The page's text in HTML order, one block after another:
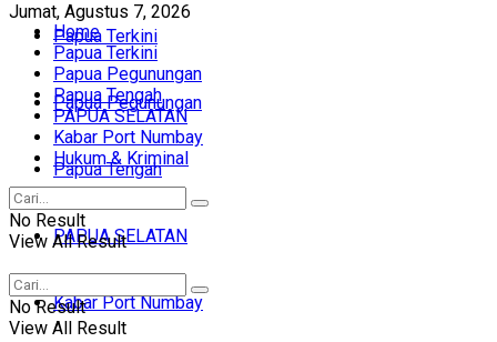
Jumat, Agustus 7, 2026
Papua Terkini
Papua Pegunungan
Papua Tengah
PAPUA SELATAN
Kabar Port Numbay
Home
Papua Terkini
Papua Pegunungan
Papua Tengah
PAPUA SELATAN
Kabar Port Numbay
Hukum & Kriminal
No Result
View All Result
No Result
View All Result